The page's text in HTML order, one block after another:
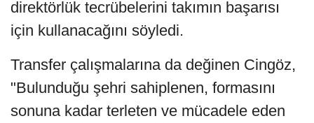
direktörlük tecrübelerini takımın başarısı
için kullanacağını söyledi.
Transfer çalışmalarına da değinen Cingöz,
"Bulunduğu şehri sahiplenen, formasını
sonuna kadar terleten ve mücadele eden